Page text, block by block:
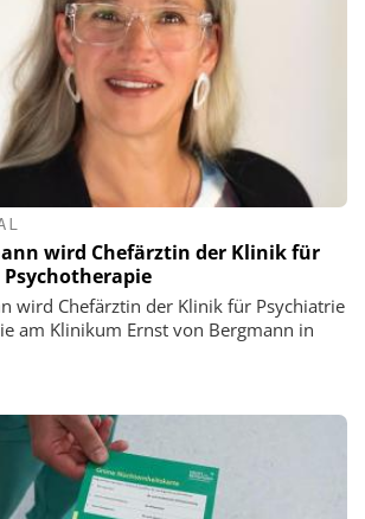
wird Chefärztin der Klinik für
wird Chefärztin der Klinik für Psychiatrie
am Klinikum Ernst von Bergmann in